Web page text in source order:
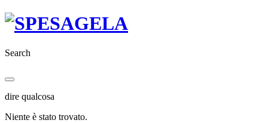
Search
dire qualcosa
Niente è stato trovato.